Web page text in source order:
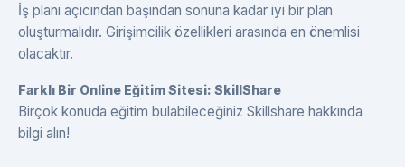
İş planı açıcından başından sonuna kadar iyi bir plan
oluşturmalıdır. Girişimcilik özellikleri arasında en önemlisi
olacaktır.
Farklı Bir Online Eğitim Sitesi: SkillShare
Birçok konuda eğitim bulabileceğiniz Skillshare hakkında
bilgi alın!